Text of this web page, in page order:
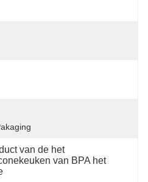
van de het
van BPA het